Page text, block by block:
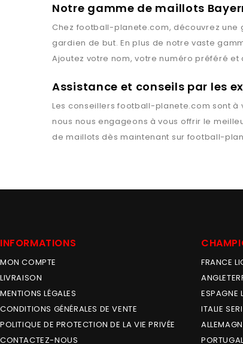
Notre gamme de maillots
Chez football-planete.com, découvrez
gardien de but. En plus de notre vaste
Ajoutez votre nom, votre numéro préféré et
Assistance et conseils par les
Les conseillersfootball-planete.com sont à
nous nous engageons à vous offrir le
de maillots dès maintenant sur football-
INFORMATIONS
MON COMPTE
LIVRAISON
MENTIONS LÉGALES
CONDITIONS GÉNÉRALES DE VENTE
POLITIQUE DE PROTECTION DE LA VIE PRIVÉE
CONTACTEZ-NOUS
FRANCE
ESPAGNE
ITALIE